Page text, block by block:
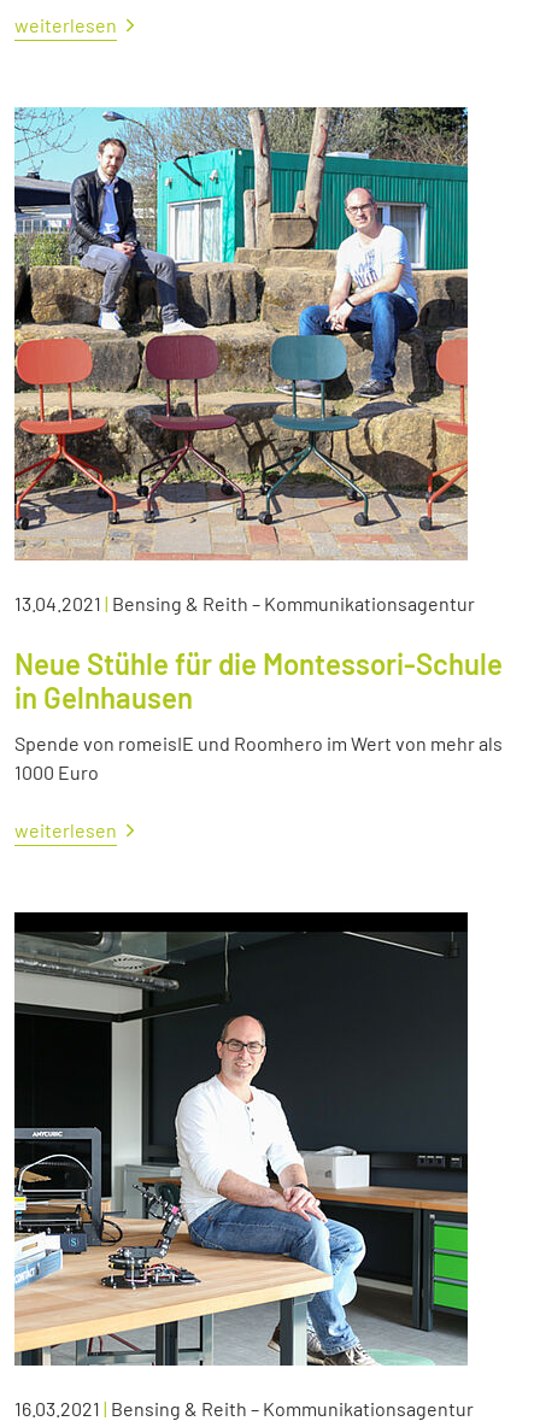
weiterlesen
13.04.2021 | Bensing & Reith – Kommunikationsagentur
Neue Stühle für die Montessori-Schule
in Gelnhausen
Spende von romeisIE und Roomhero im Wert von mehr als
1000 Euro
weiterlesen
16.03.2021 | Bensing & Reith – Kommunikationsagentur